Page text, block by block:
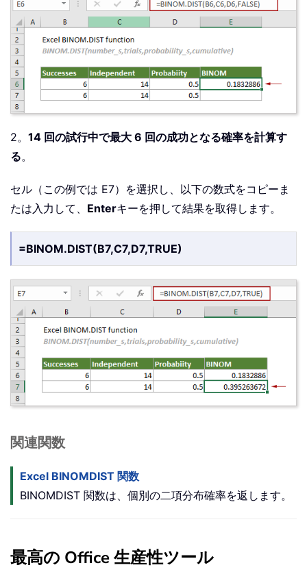
2。 14 回の試行中で最大 6 回の成功となる確率を計算す
る。
セル（この例では E7）を選択し、以下の数式をコピーま
たは入力して、 Enterキーを押して結果を取得します。
=BINOM.DIST(B7,C7,D7,TRUE)
関連関数
Excel BINOMDIST 関数
BINOMDIST 関数は、個別の二項分布確率を返します。
最高の Office 生産性ツール